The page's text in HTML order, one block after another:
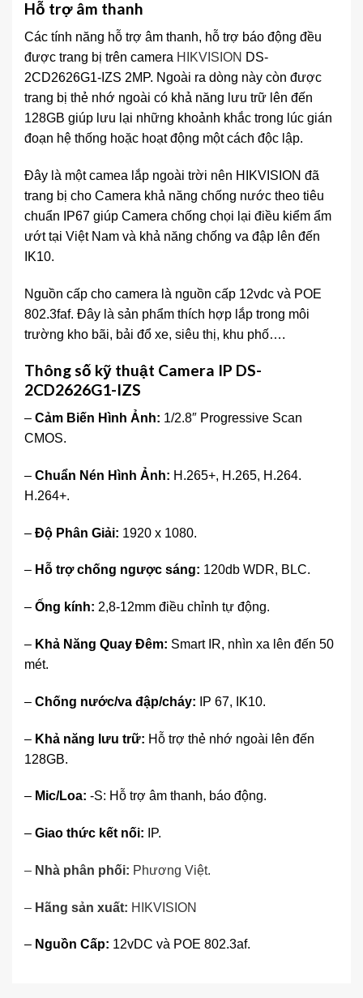
Hỗ trợ âm thanh
Các tính năng hỗ trợ âm thanh, hỗ trợ báo động đều
được trang bị trên camera HIKVISION DS-
2CD2626G1-IZS 2MP. Ngoài ra dòng này còn được
trang bị thẻ nhớ ngoài có khả năng lưu trữ lên đến
128GB giúp lưu lại những khoảnh khắc trong lúc gián
đoạn hệ thống hoặc hoạt động một cách độc lập.
Đây là một camea lắp ngoài trời nên HIKVISION đã
trang bị cho Camera khả năng chống nước theo tiêu
chuẩn IP67 giúp Camera chống chọi lại điều kiểm ẩm
ướt tại Việt Nam và khả năng chống va đập lên đến
IK10.
Nguồn cấp cho camera là nguồn cấp 12vdc và POE
802.3faf. Đây là sản phẩm thích hợp lắp trong môi
trường kho bãi, bải đổ xe, siêu thị, khu phố….
Thông số kỹ thuật Camera IP DS-
2CD2626G1-IZS
– Cảm Biến Hình Ảnh: 1/2.8″ Progressive Scan
CMOS.
– Chuẩn Nén Hình Ảnh: H.265+, H.265, H.264.
H.264+.
– Độ Phân Giải: 1920 x 1080.
– Hỗ trợ chống ngược sáng: 120db WDR, BLC.
– Ống kính: 2,8-12mm điều chỉnh tự động.
– Khả Năng Quay Đêm: Smart IR, nhìn xa lên đến 50
mét.
– Chống nước/va đập/cháy: IP 67, IK10.
– Khả năng lưu trữ: Hỗ trợ thẻ nhớ ngoài lên đến
128GB.
– Mic/Loa: -S: Hỗ trợ âm thanh, báo động.
– Giao thức kết nối: IP.
– Nhà phân phối: Phương Việt.
– Hãng sản xuất: HIKVISION
– Nguồn Cấp: 12vDC và POE 802.3af.